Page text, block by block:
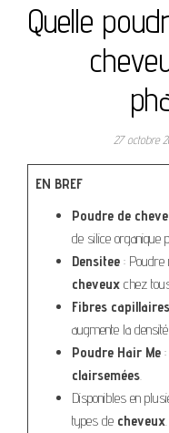
Quelle
27 octobre
EN BREF
Poudre de
de silice organique
Densitee : Poudre
cheveux chez
Fibres
augmente la
Poudre Hair Me
clairsemées.
Disponibles en
types de cheveux.